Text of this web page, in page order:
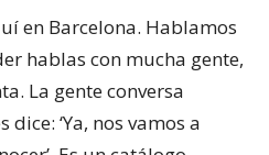
en Barcelona. Hablamos
hablas con mucha gente,
La gente conversa
‘Ya, nos vamos a